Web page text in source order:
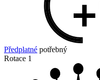
Předplatné potřebný
Rotace 1